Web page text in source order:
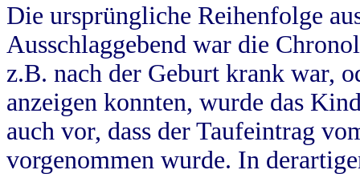
Die ursprüngliche Reihenfolge
Ausschlaggebend war die
z.B. nach der Geburt krank war,
anzeigen konnten, wurde das
auch vor, dass der Taufeintrag
vorgenommen wurde. In